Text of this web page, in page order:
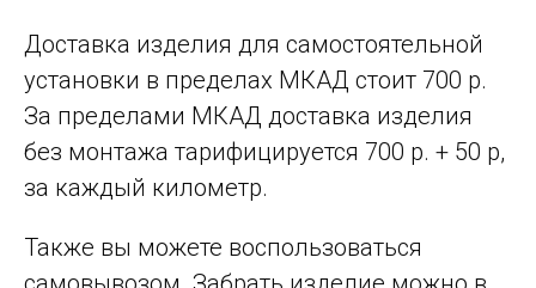
Доставка изделия для самостоятельной
установки в пределах МКАД стоит 700 р.
За пределами МКАД доставка изделия
без монтажа тарифицируется 700 р. + 50 р,
за каждый километр.
Также вы можете воспользоваться